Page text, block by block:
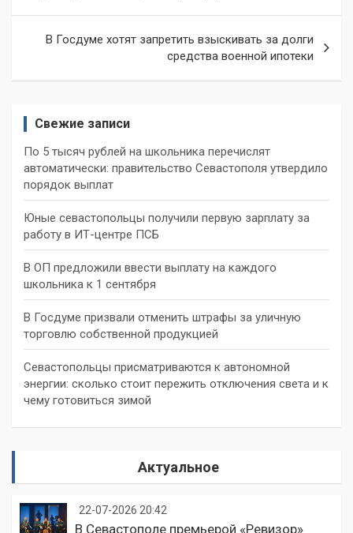
записям
В Госдуме хотят запретить взыскивать за долги
средства военной ипотеки
Свежие записи
По 5 тысяч рублей на школьника перечислят
автоматически: правительство Севастополя утвердило
порядок выплат
Юные севастопольцы получили первую зарплату за
работу в ИТ-центре ПСБ
В ОП предложили ввести выплату на каждого
школьника к 1 сентября
В Госдуме призвали отменить штрафы за уличную
торговлю собственной продукцией
Севастопольцы присматриваются к автономной
энергии: сколько стоит пережить отключения света и к
чему готовиться зимой
Актуальное
22-07-2026 20:42
В Севастополе премьерой «Ревизор»